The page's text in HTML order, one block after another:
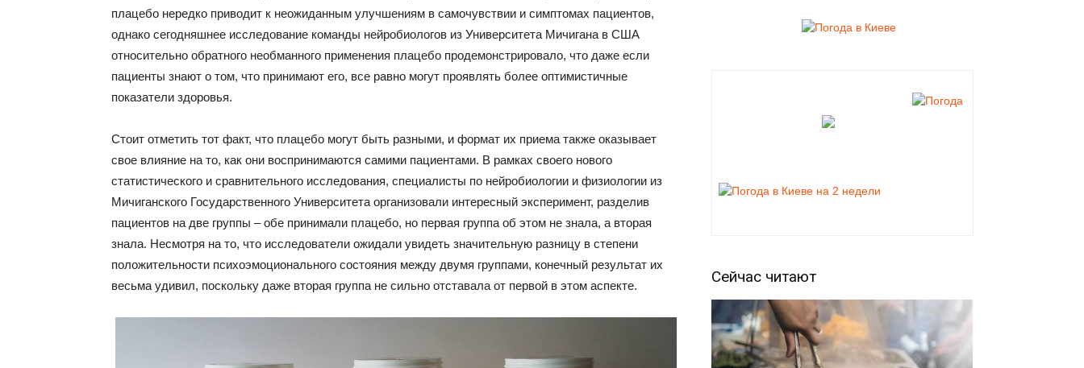
плацебо нередко приводит к неожиданным улучшениям в самочувствии и симптомах пациентов,
однако сегодняшнее исследование команды нейробиологов из Университета Мичигана в США
относительно обратного необманного применения плацебо продемонстрировало, что даже если
пациенты знают о том, что принимают его, все равно могут проявлять более оптимистичные
показатели здоровья.
Стоит отметить тот факт, что плацебо могут быть разными, и формат их приема также оказывает
свое влияние на то, как они воспринимаются самими пациентами. В рамках своего нового
статистического и сравнительного исследования, специалисты по нейробиологии и физиологии из
Мичиганского Государственного Университета организовали интересный эксперимент, разделив
пациентов на две группы – обе принимали плацебо, но первая группа об этом не знала, а вторая
знала. Несмотря на то, что исследователи ожидали увидеть значительную разницу в степени
положительности психоэмоционального состояния между двумя группами, конечный результат их
весьма удивил, поскольку даже вторая группа не сильно отставала от первой в этом аспекте.
Сейчас читают